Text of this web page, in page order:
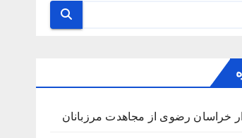
خراسان رضوی از مجاهدت مرزبانان